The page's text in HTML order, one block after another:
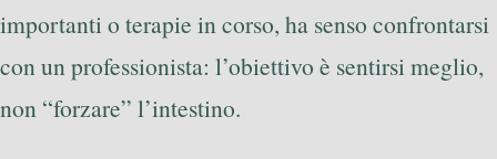
importanti o terapie in corso, ha senso confrontarsi
con un professionista: l’obiettivo è sentirsi meglio,
non “forzare” l’intestino.